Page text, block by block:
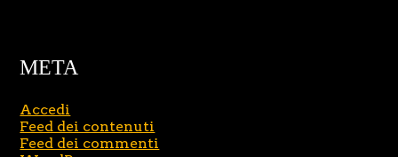
META
Accedi
Feed dei contenuti
Feed dei commenti